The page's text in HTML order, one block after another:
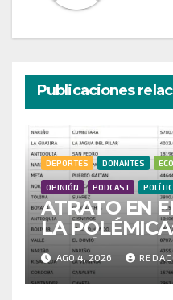
Publicaciones
DEPORTES DONANTES
OPINIÓN PODCAST
ATRATO EN
LA
HISTÓRICO
CENSO
INVESTIGAR
AGO 4, 2026